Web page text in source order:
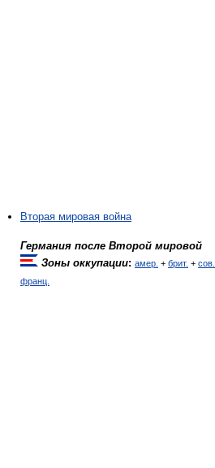
Вторая мировая война
Германия после Второй мировой
Зоны оккупации: амер. + брит. + сов.
франц.